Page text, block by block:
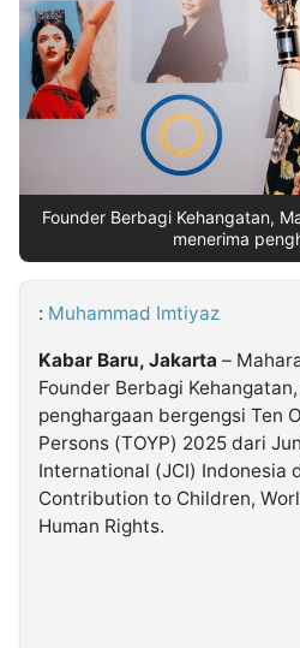
Insight
NTB
Suara
Time
Lens
IDN
Daily
Jogja
Jalan
Rakyat
Idealita
News
Kita
Notice
Dinamikapost.com
Radar
Baru
Seedbacklink
Kabarbaru.co
2026
Founder Berbagi Kehangatan,
menerima
: Muhammad Imtiyaz
Kabar Baru, Jakarta –
Founder Berbagi
penghargaan bergengsi Ten
Persons (TOYP) 2025 dari
International (JCI) Indonesia
Contribution to Children,
Human Rights.